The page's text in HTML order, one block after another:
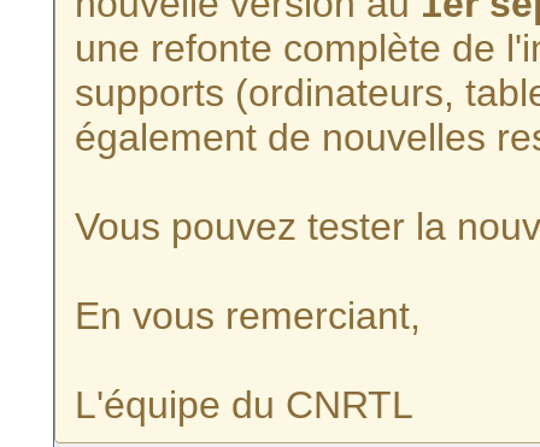
une refonte complète de
supports (ordinateurs,
également de nouvelles
Vous pouvez tester la
En vous remerciant,
L'équipe du CNRTL